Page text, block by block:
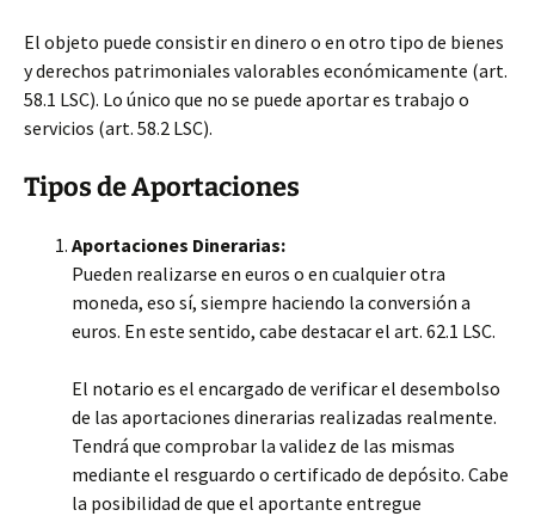
El objeto puede consistir en dinero o en otro tipo de bienes
y derechos patrimoniales valorables económicamente (art.
58.1 LSC). Lo único que no se puede aportar es trabajo o
servicios (art. 58.2 LSC).
Tipos de Aportaciones
Aportaciones Dinerarias:
Pueden realizarse en euros o en cualquier otra
moneda, eso sí, siempre haciendo la conversión a
euros. En este sentido, cabe destacar el art. 62.1 LSC.
El notario es el encargado de verificar el desembolso
de las aportaciones dinerarias realizadas realmente.
Tendrá que comprobar la validez de las mismas
mediante el resguardo o certificado de depósito. Cabe
la posibilidad de que el aportante entregue